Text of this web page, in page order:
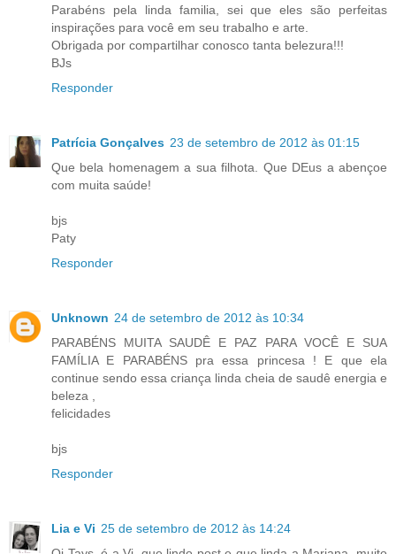
Parabéns pela linda familia, sei que eles são perfeitas
inspirações para você em seu trabalho e arte.
Obrigada por compartilhar conosco tanta belezura!!!
BJs
Responder
Patrícia Gonçalves 23 de setembro de 2012 às 01:15
Que bela homenagem a sua filhota. Que DEus a abençoe
com muita saúde!
bjs
Paty
Responder
Unknown 24 de setembro de 2012 às 10:34
PARABÉNS MUITA SAUDÊ E PAZ PARA VOCÊ E SUA
FAMÍLIA E PARABÉNS pra essa princesa ! E que ela
continue sendo essa criança linda cheia de saudê energia e
beleza ,
felicidades
bjs
Responder
Lia e Vi 25 de setembro de 2012 às 14:24